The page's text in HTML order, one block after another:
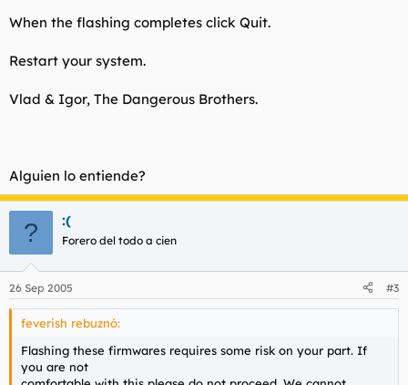
When the flashing completes click Quit.
Restart your system.
Vlad & Igor, The Dangerous Brothers.
Alguien lo entiende?
? :(
Forero del todo a cien
26 Sep 2005 #3
feverish rebuznó:
Flashing these firmwares requires some risk on your part. If
you are not